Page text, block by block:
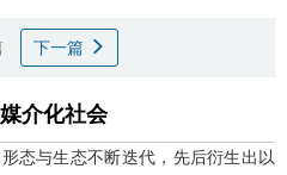
下一篇
介化社会
态与生态不断迭代，先后衍生出以